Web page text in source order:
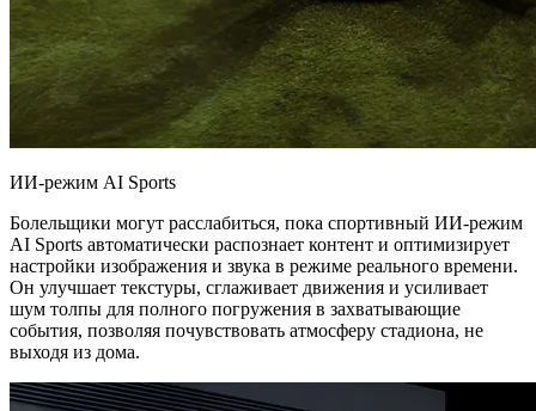
ИИ-режим AI Sports
Болельщики могут расслабиться, пока спортивный ИИ-режим
AI Sports автоматически распознает контент и оптимизирует
настройки изображения и звука в режиме реального времени.
Он улучшает текстуры, сглаживает движения и усиливает
шум толпы для полного погружения в захватывающие
события, позволяя почувствовать атмосферу стадиона, не
выходя из дома.